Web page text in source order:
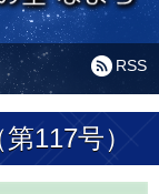
RSS
117号）